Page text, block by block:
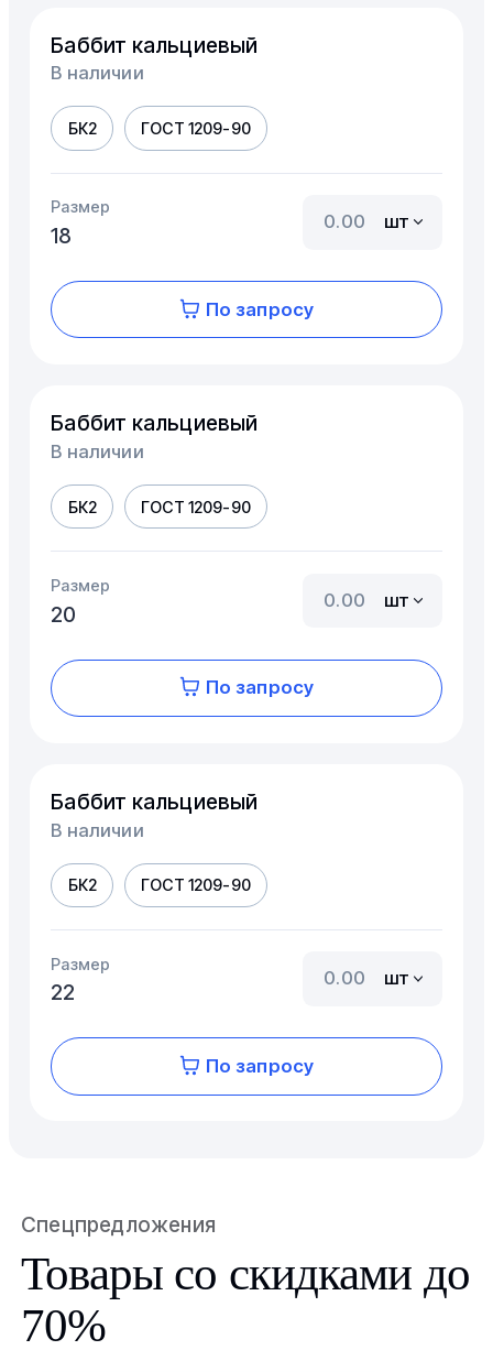
Баббит кальциевый
В наличии
БК2 ГОСТ 1209-90
Размер
18
шт
По запросу
Баббит кальциевый
В наличии
БК2 ГОСТ 1209-90
Размер
20
шт
По запросу
Баббит кальциевый
В наличии
БК2 ГОСТ 1209-90
Размер
22
шт
По запросу
Спецпредложения
Товары со скидками до
70%